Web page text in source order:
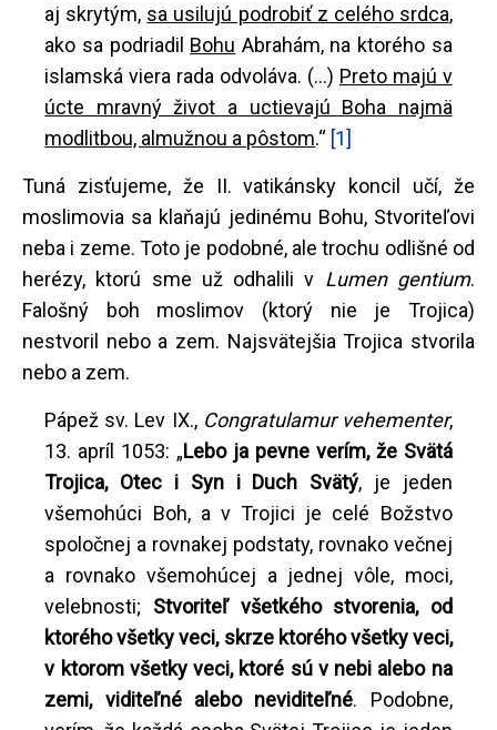
aj skrytým, sa usilujú podrobiť z celého srdca,
ako sa podriadil Bohu Abrahám, na ktorého sa
islamská viera rada odvoláva. (...) Preto majú v
úcte mravný život a uctievajú Boha najmä
modlitbou, almužnou a pôstom.“ [1]
Tuná zisťujeme, že II. vatikánsky koncil učí, že
moslimovia sa klaňajú jedinému Bohu, Stvoriteľovi
neba i zeme. Toto je podobné, ale trochu odlišné od
herézy, ktorú sme už odhalili v Lumen gentium.
Falošný boh moslimov (ktorý nie je Trojica)
nestvoril nebo a zem. Najsvätejšia Trojica stvorila
nebo a zem.
Pápež sv. Lev IX., Congratulamur vehementer,
13. apríl 1053: „Lebo ja pevne verím, že Svätá
Trojica, Otec i Syn i Duch Svätý, je jeden
všemohúci Boh, a v Trojici je celé Božstvo
spoločnej a rovnakej podstaty, rovnako večnej
a rovnako všemohúcej a jednej vôle, moci,
velebnosti; Stvoriteľ všetkého stvorenia, od
ktorého všetky veci, skrze ktorého všetky veci,
v ktorom všetky veci, ktoré sú v nebi alebo na
zemi, viditeľné alebo neviditeľné. Podobne,